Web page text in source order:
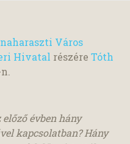
Város
Hivatal részére Tóth
évben hány
kapcsolatban? Hány